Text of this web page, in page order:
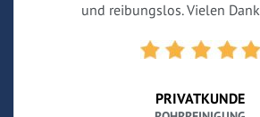
und reibungslos. Vielen
PRIVATKUNDE